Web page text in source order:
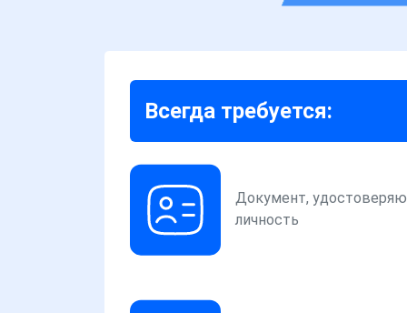
Всегда требуется:
Документ,
личность